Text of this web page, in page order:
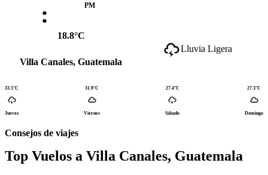
:
PM
18.8°C
Villa Canales, Guatemala
Lluvia Ligera
33.5°C
Jueves
31.9°C
Viernes
27.4°C
Sábado
27.3°C
Domingo
Consejos de viajes
Top Vuelos a Villa Canales, Guatemala